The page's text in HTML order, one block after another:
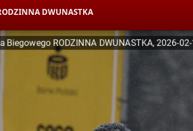
DWUNASTKA